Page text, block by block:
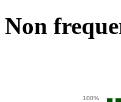
Non
100%